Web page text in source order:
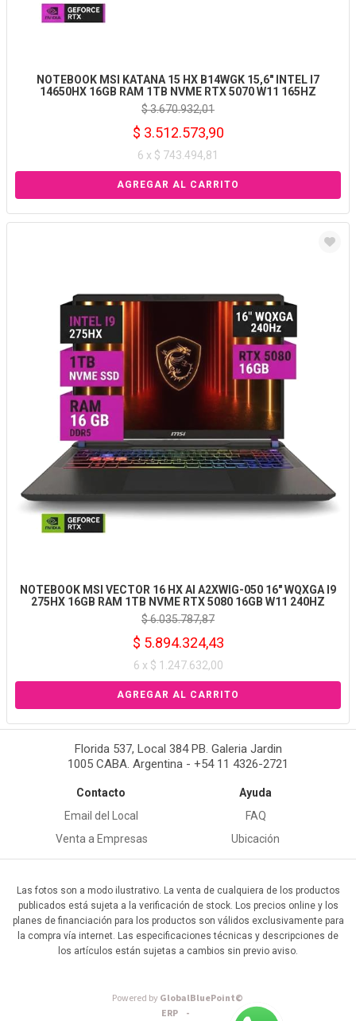
NOTEBOOK MSI KATANA 15 HX B14WGK 15,6" INTEL I7
14650HX 16GB RAM 1TB NVME RTX 5070 W11 165HZ
$ 3.670.932,01
$ 3.512.573,90
6 x $ 743.494,81
NOTEBOOK MSI VECTOR 16 HX AI A2XWIG-050 16" WQXGA I9
275HX 16GB RAM 1TB NVME RTX 5080 16GB W11 240HZ
$ 6.035.787,87
$ 5.894.324,43
6 x $ 1.247.632,00
Florida 537, Local 384 PB. Galeria Jardin
1005 CABA. Argentina - +54 11 4326-2721
Contacto
Email del Local
Venta a Empresas
Ayuda
FAQ
Ubicación
Las fotos son a modo ilustrativo. La venta de cualquiera de los productos
publicados está sujeta a la verificación de stock. Los precios online y los
planes de financiación para los productos son válidos exclusivamente para
la compra vía internet. Las especificaciones técnicas y descripciones de
los artículos están sujetas a cambios sin previo aviso.
Powered byGlobalBluePoint©
ERP -